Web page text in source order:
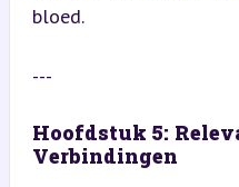
bloed.
---
Hoofdstuk 5:
Verbindingen